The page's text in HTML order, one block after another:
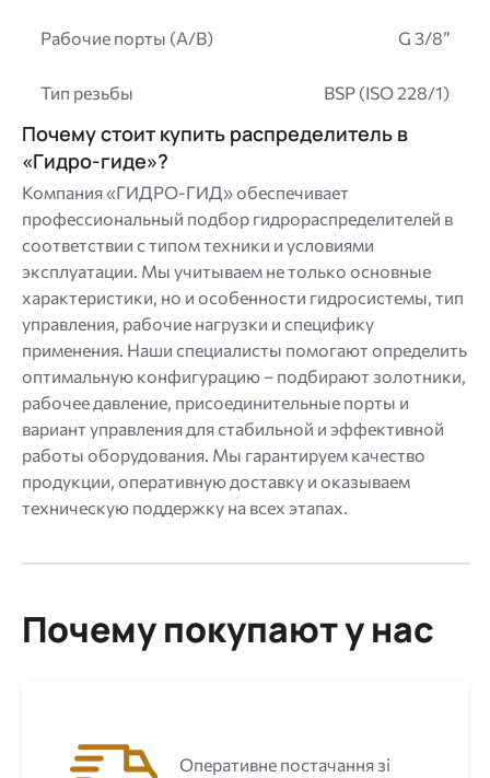
Рабочие порты (A/B) G 3/8”
Тип резьбы BSP (ISO 228/1)
Почему стоит купить распределитель в
«Гидро-гиде»?
Компания «ГИДРО-ГИД» обеспечивает
профессиональный подбор гидрораспределителей в
соответствии с типом техники и условиями
эксплуатации. Мы учитываем не только основные
характеристики, но и особенности гидросистемы, тип
управления, рабочие нагрузки и специфику
применения. Наши специалисты помогают определить
оптимальную конфигурацию – подбирают золотники,
рабочее давление, присоединительные порты и
вариант управления для стабильной и эффективной
работы оборудования. Мы гарантируем качество
продукции, оперативную доставку и оказываем
техническую поддержку на всех этапах.
Почему покупают у нас
Оперативне постачання зі